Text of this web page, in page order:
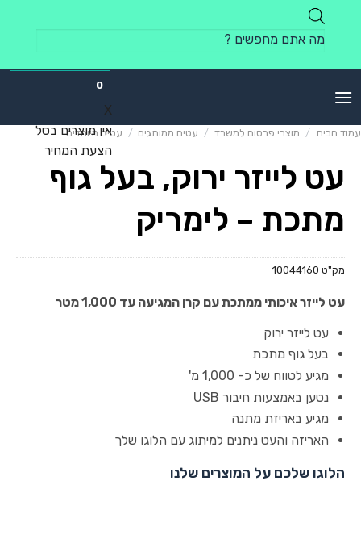
content
Products
search
0
X
אין מוצרים בסל
הצעת המחיר
עמוד הבית / מוצרי פרסום למשרד / עטים ממותגים / עטים מיוחדים
עט לייזר ירוק, בעל גוף
מתכת – לימריק
מק"ט 10044160
עט לייזר איכותי ממתכת עם קרן המגיעה עד 1,000 מטר
עט לייזר ירוק
בעל גוף מתכת
מגיע לטווח של כ- 1,000 מ'
נטען באמצעות חיבור USB
מגיע באריזת מתנה
האריזה והעט ניתנים למיתוג עם הלוגו שלך
הלוגו שלכם על המוצרים שלנו